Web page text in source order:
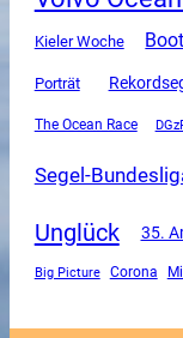
Kieler Woche
Porträt
The Ocean Race
Segel-
Unglück 35.
Big Picture Corona